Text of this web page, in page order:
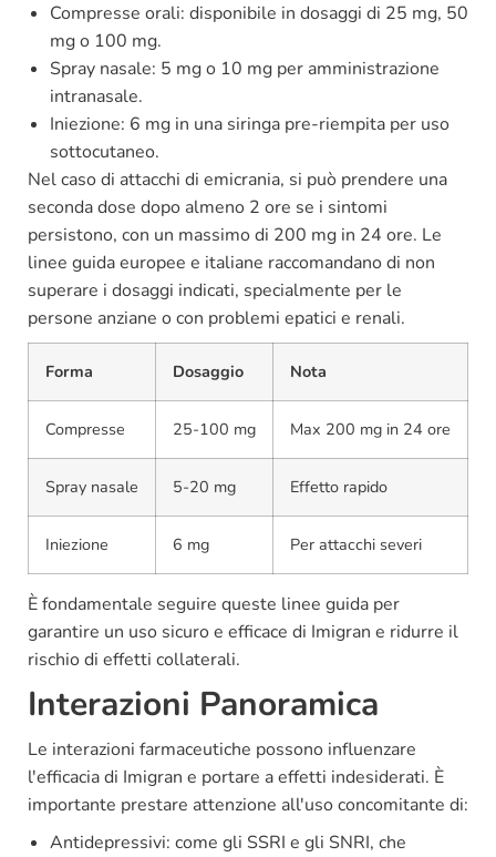
Compresse orali: disponibile in dosaggi di 25 mg, 50
mg o 100 mg.
Spray nasale: 5 mg o 10 mg per amministrazione
intranasale.
Iniezione: 6 mg in una siringa pre-riempita per uso
sottocutaneo.
Nel caso di attacchi di emicrania, si può prendere una
seconda dose dopo almeno 2 ore se i sintomi
persistono, con un massimo di 200 mg in 24 ore. Le
linee guida europee e italiane raccomandano di non
superare i dosaggi indicati, specialmente per le
persone anziane o con problemi epatici e renali.
Forma Dosaggio Nota
Compresse 25-100 mg Max 200 mg in 24 ore
Spray nasale 5-20 mg Effetto rapido
Iniezione 6 mg Per attacchi severi
È fondamentale seguire queste linee guida per
garantire un uso sicuro e efficace di Imigran e ridurre il
rischio di effetti collaterali.
Interazioni Panoramica
Le interazioni farmaceutiche possono influenzare
l'efficacia di Imigran e portare a effetti indesiderati. È
importante prestare attenzione all'uso concomitante di:
Antidepressivi: come gli SSRI e gli SNRI, che